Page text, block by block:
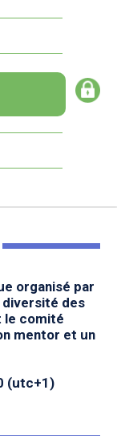
organisé par
diversité des
le comité
mentor et un
(utc+1)